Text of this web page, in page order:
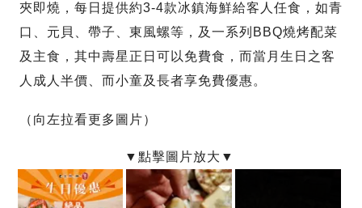
夾即燒，每日提供約3-4款冰鎮海鮮給客人任食，如青
口、元貝、帶子、東風螺等，及一系列BBQ燒烤配菜
及主食，其中壽星正日可以免費食，而當月生日之客
人成人半價、而小童及長者享免費優惠。
（向左拉看更多圖片）